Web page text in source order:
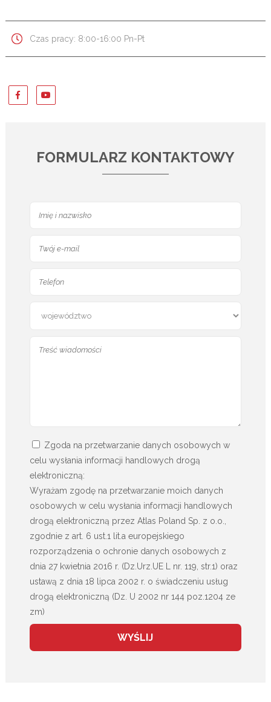
Czas pracy: 8:00-16:00 Pn-Pt
FORMULARZ KONTAKTOWY
Zgoda na przetwarzanie danych osobowych w
celu wysłania informacji handlowych drogą
elektroniczną:
Wyrażam zgodę na przetwarzanie moich danych
osobowych w celu wysłania informacji handlowych
drogą elektroniczną przez Atlas Poland Sp. z o.o.,
zgodnie z art. 6 ust.1 lit.a europejskiego
rozporządzenia o ochronie danych osobowych z
dnia 27 kwietnia 2016 r. (Dz.Urz.UE L nr. 119, str.1) oraz
ustawą z dnia 18 lipca 2002 r. o świadczeniu usług
drogą elektroniczną (Dz. U 2002 nr 144 poz.1204 ze
zm)